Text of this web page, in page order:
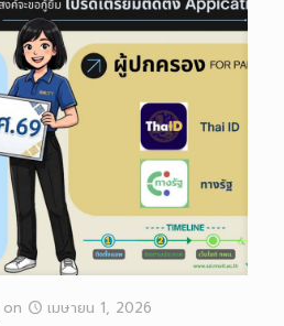
on
เมษายน 1, 2026